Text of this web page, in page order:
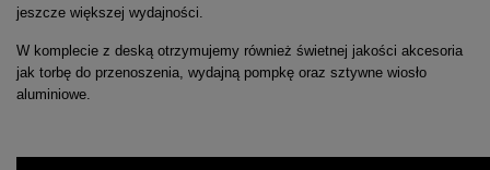
jeszcze większej wydajności.
W komplecie z deską otrzymujemy również świetnej jakości akcesoria
jak torbę do przenoszenia, wydajną pompkę oraz sztywne wiosło
aluminiowe.